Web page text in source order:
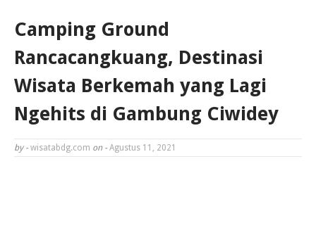
Camping Ground
Rancacangkuang, Destinasi
Wisata Berkemah yang Lagi
Ngehits di Gambung Ciwidey
by - wisatabdg.com on - Agustus 11, 2021